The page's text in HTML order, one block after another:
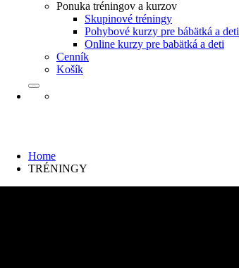
Ponuka tréningov a kurzov
Skupinové tréningy
Pohybové kurzy pre bábätká a deti
Online kurzy pre babätká a deti
Cenník
Košík
Home
TRÉNINGY